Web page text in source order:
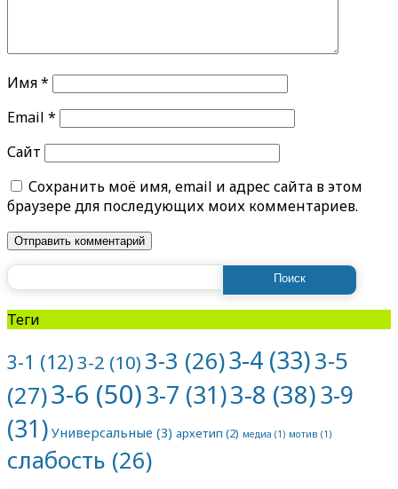
Имя*
Email *
Сайт
Сохранить моё имя, email и адрес сайта в этом
браузере для последующих моих комментариев.
Теги
3-1 (12)3-2 (10) 3-3 (26)3-4 (33)3-5
(27)3-6 (50)3-7 (31)3-8 (38)3-9
(31) Универсальные (3) архетип (2) медиа (1) мотив (1)
слабость (26)